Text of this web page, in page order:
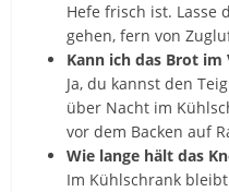
Hefe frisch ist. Lasse
gehen, fern von
Kann ich das Brot im
Ja, du kannst den
über Nacht im
vor dem Backen auf
Wie lange hält das
Im Kühlschrank